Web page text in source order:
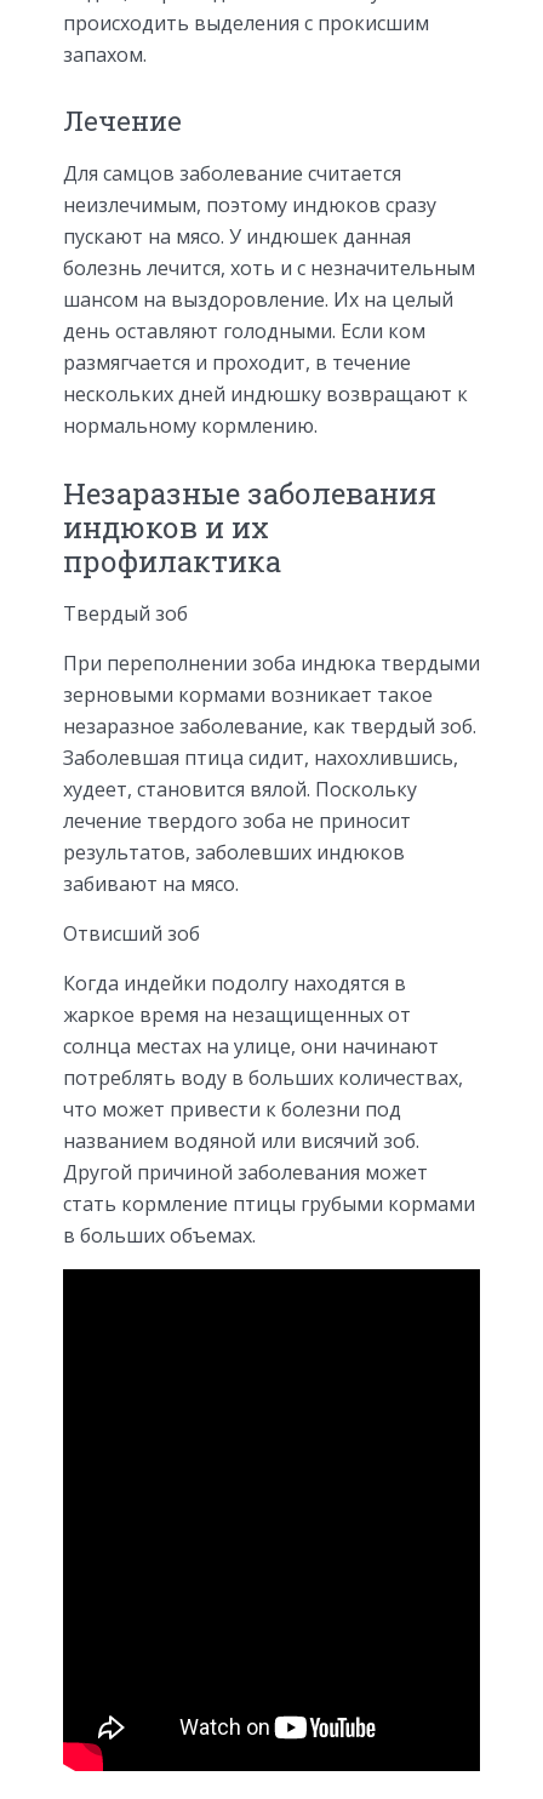
происходить выделения с прокисшим
запахом.
Лечение
Для самцов заболевание считается
неизлечимым, поэтому индюков сразу
пускают на мясо. У индюшек данная
болезнь лечится, хоть и с незначительным
шансом на выздоровление. Их на целый
день оставляют голодными. Если ком
размягчается и проходит, в течение
нескольких дней индюшку возвращают к
нормальному кормлению.
Незаразные заболевания
индюков и их
профилактика
Твердый зоб
При переполнении зоба индюка твердыми
зерновыми кормами возникает такое
незаразное заболевание, как твердый зоб.
Заболевшая птица сидит, нахохлившись,
худеет, становится вялой. Поскольку
лечение твердого зоба не приносит
результатов, заболевших индюков
забивают на мясо.
Отвисший зоб
Когда индейки подолгу находятся в
жаркое время на незащищенных от
солнца местах на улице, они начинают
потреблять воду в больших количествах,
что может привести к болезни под
названием водяной или висячий зоб.
Другой причиной заболевания может
стать кормление птицы грубыми кормами
в больших объемах.